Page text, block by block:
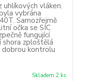
vláken.
vybrána
Samozřejmě
očka se SIC
fungující
shora zploštělá
kontrolu
Skladem 2 ks